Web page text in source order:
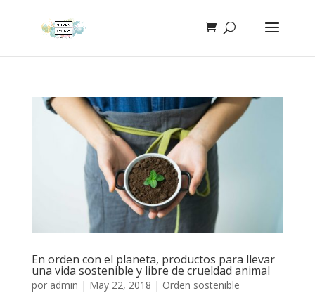
En orden con el planeta, productos para llevar
una vida sostenible y libre de crueldad animal
por admin | May 22, 2018 | Orden sostenible